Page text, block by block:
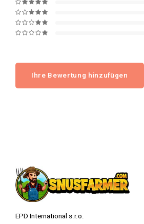
Ihre Bewertung hinzufügen
EPD International s.r.o.